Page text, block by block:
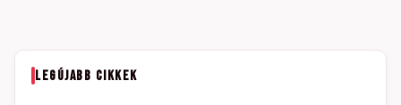
LEGÚJABB CIKKEK